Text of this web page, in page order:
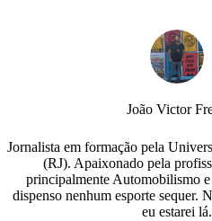
João Victor
Jornalista em formação pela
(RJ). Apaixonado pela
principalmente Automobilismo
dispenso nenhum esporte sequer.
eu estarei lá.